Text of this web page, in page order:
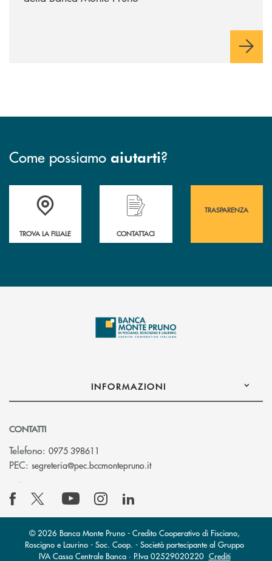
Come possiamo aiutarti?
Accedi all' elenco completo&nbsp; delle&nbsp; filiali&nbsp; di Banca
TROVA LA FILIALE
Hai bisogno di assistenza immediata?
CONTATTACI
TRASPARENZA
INFORMAZIONI
CONTATTI
Telefono: 0975 398611
PEC: segreteria@pec.bccmontepruno.it(si apre l’app di posta
© 2026 Banca Monte Pruno - Credito Cooperativo di Fisciano,
Roscigno e Laurino - Soc. Coop. - Società partecipante al Gruppo
IVA Cassa Centrale Banca · P.Iva 02529020220 Crediti